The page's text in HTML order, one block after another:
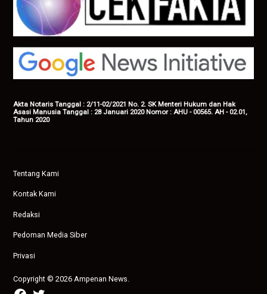
Akta Notaris Tanggal : 2/11-02/2021 No. 2. SK Menteri Hukum dan Hak
Asasi Manusia Tanggal : 28 Januari 2020 Nomor : AHU - 00565. AH - 02.01,
Tahun 2020
Tentang Kami
Kontak Kami
Redaksi
Pedoman Media Siber
Privasi
Copyright © 2026 Ampenan News.